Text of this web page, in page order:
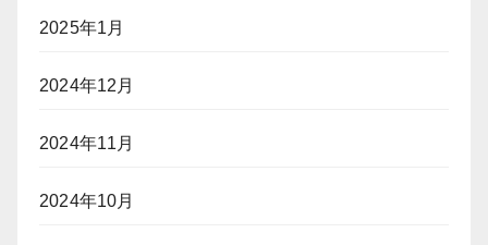
2025年1月
2024年12月
2024年11月
2024年10月